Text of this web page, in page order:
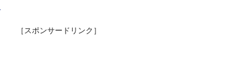
［スポンサードリンク］